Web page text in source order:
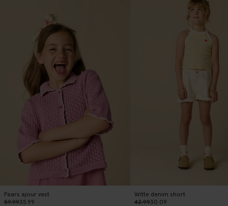
Paars ajour vest
59.9935.99
Witte denim short
42.9930.09